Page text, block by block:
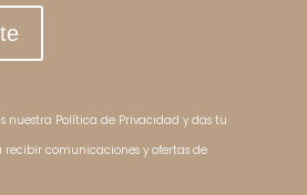
nuestra Política de Privacidad y das tu
comunicaciones y ofertas de